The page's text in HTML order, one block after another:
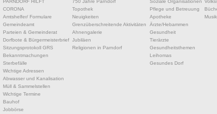
PARNDORF HILFT
CORONA
Amtshelfer/ Formulare
Gemeindeamt
Parteien & Gemeinderat
Dorfbote & Bürgermeisterbrief
Sitzungsprotokoll GRS
Bekanntmachungen
Sterbefälle
Wichtige Adressen
Abwasser und Kanalisation
Müll & Sammelstellen
Wichtige Termine
Bauhof
Jobbörse
750 Jahre Parndorf
Topothek
Neuigkeiten
Grenzüberschreitende Aktivitäten
Ahnengalerie
Jubiläen
Religionen in Parndorf
Soziale Organisationen
Pflege und Betreuung
Apotheke
Ärzte/Hebammen
Gesundheit
Tierärzte
Gesundheitsthemen
Leihomas
Gesundes Dorf